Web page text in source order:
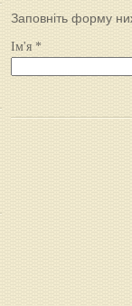
Заповніть форму
Ім'я *